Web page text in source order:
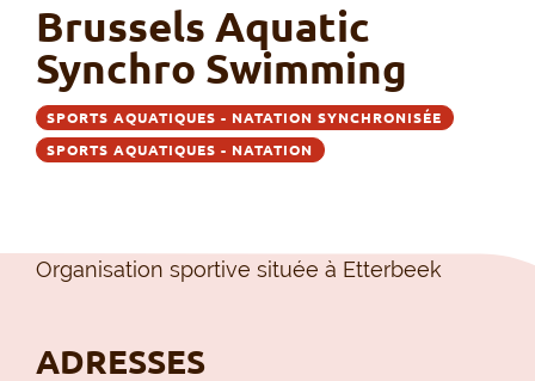
Brussels Aquatic
Synchro Swimming
SPORTS AQUATIQUES - NATATION SYNCHRONISÉE
SPORTS AQUATIQUES - NATATION
Organisation sportive située à Etterbeek
ADRESSES